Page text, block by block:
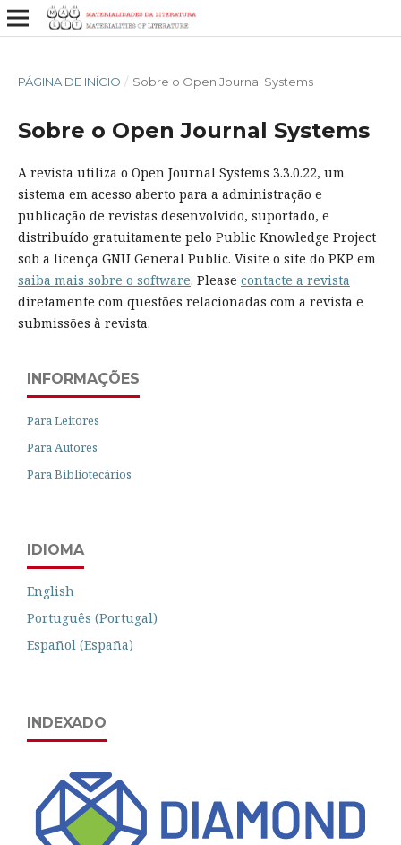
PÁGINA DE INÍCIO / Sobre o Open Journal Systems
Sobre o Open Journal Systems
A revista utiliza o Open Journal Systems 3.3.0.22, um
sistema em acesso aberto para a administração e
publicação de revistas desenvolvido, suportado, e
distribuído gratuitamente pelo Public Knowledge Project
sob a licença GNU General Public. Visite o site do PKP em
saiba mais sobre o software. Please contacte a revista
diretamente com questões relacionadas com a revista e
submissões à revista.
INFORMAÇÕES
Para Leitores
Para Autores
Para Bibliotecários
IDIOMA
English
Português (Portugal)
Español (España)
INDEXADO